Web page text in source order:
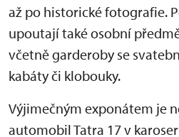
až po historické fotografie.
upoutají také osobní
včetně garderoby se
kabáty či klobouky.
Výjimečným exponátem je
automobil Tatra 17 v